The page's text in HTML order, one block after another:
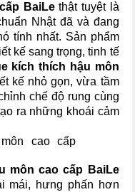
BaiLethật tuyệt là
Nhật đã và đang
tính nhất. Sản phẩm
kế sang trọng, tinh tế
kích thích hậu môn
kế nhỏ gọn, vừa tầm
chế độ rung cùng
ra những khoái cảm
môn cao cấp BaiLe
mái, hưng phấn hơn